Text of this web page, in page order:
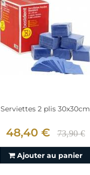
Serviettes 2 plis 30x30cm
48,40 € 73,90 €
Ajouter au panier